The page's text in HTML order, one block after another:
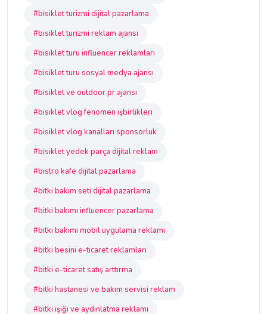
#bisiklet turizmi dijital pazarlama
#bisiklet turizmi reklam ajansı
#bisiklet turu influencer reklamları
#bisiklet turu sosyal medya ajansı
#bisiklet ve outdoor pr ajansı
#bisiklet vlog fenomen işbirlikleri
#bisiklet vlog kanalları sponsorluk
#bisiklet yedek parça dijital reklam
#bistro kafe dijital pazarlama
#bitki bakım seti dijital pazarlama
#bitki bakımı influencer pazarlama
#bitki bakımı mobil uygulama reklamı
#bitki besini e-ticaret reklamları
#bitki e-ticaret satış arttırma
#bitki hastanesi ve bakım servisi reklam
#bitki ışığı ve aydınlatma reklamı